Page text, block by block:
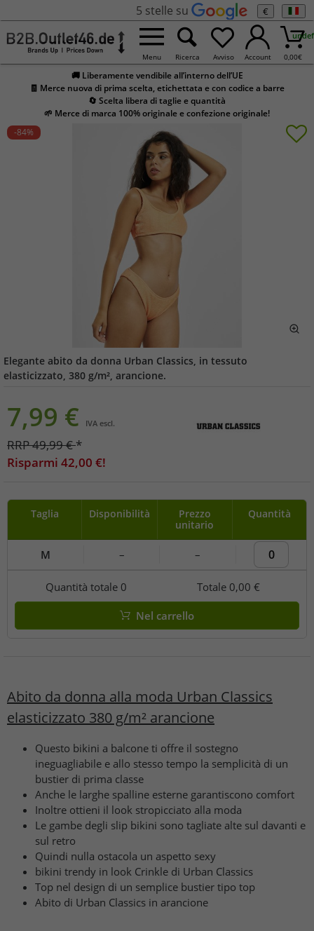
5 stelle su €
Menu Ricerca Avviso Account 0,00€
🚚 Liberamente vendibile all’interno dell’UE
🧾 Merce nuova di prima scelta, etichettata e con codice a barre
🔄 Scelta libera di taglie e quantità
🌱 Merce di marca 100% originale e confezione originale!
-84%
Elegante abito da donna Urban Classics, in tessuto
elasticizzato, 380 g/m², arancione.
7,99 € IVA escl.
RRP49,99€*
Risparmi 42,00 €!
Taglia Disponibilità
Prezzo
unitario
Quantità
M – –
Quantità totale 0 Totale 0,00 €
Nel carrello
Abito da donna alla moda Urban Classics
elasticizzato 380 g/m² arancione
Questo bikini a balcone ti offre il sostegno
ineguagliabile e allo stesso tempo la semplicità di un
bustier di prima classe
Anche le larghe spalline esterne garantiscono comfort
Inoltre ottieni il look stropicciato alla moda
Le gambe degli slip bikini sono tagliate alte sul davanti e
sul retro
Quindi nulla ostacola un aspetto sexy
bikini trendy in look Crinkle di Urban Classics
Top nel design di un semplice bustier tipo top
Abito di Urban Classics in arancione